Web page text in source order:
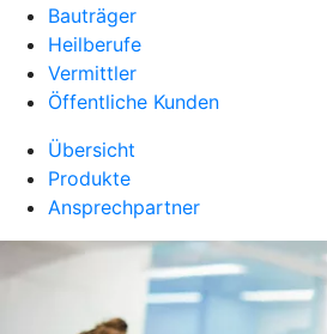
Bauträger
Heilberufe
Vermittler
Öffentliche Kunden
Übersicht
Produkte
Ansprechpartner